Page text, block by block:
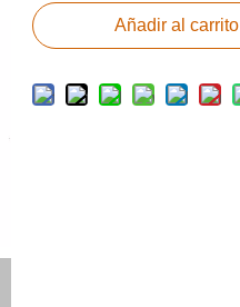
Añadir al carrito